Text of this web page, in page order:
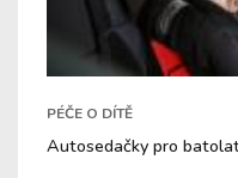
PÉČE O DÍTĚ
Autosedačky pro